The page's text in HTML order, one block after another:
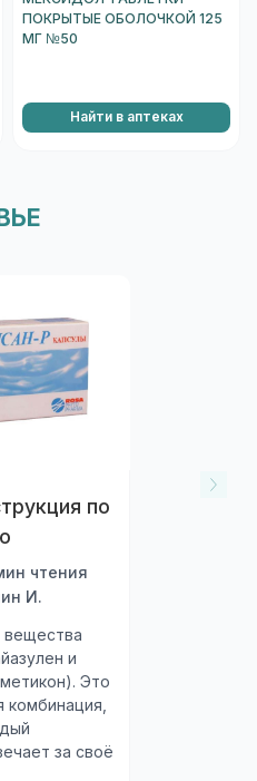
ПОКРЫТЫЕ ОБОЛОЧКОЙ 125
МГ №50
Найти в аптеках
по
чтения
И.
и
Это
комбинация,
за своё